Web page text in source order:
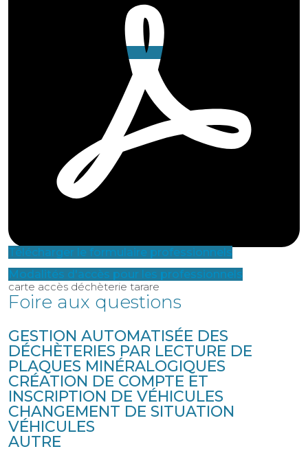
CULTURE,
Télécharger le formulaire professionnels
Modalités d'accès pour les professionnels
carte accès déchèterie tarare
Foire aux questions
GESTION AUTOMATISÉE DES
DÉCHÈTERIES PAR LECTURE DE
PLAQUES MINÉRALOGIQUES
CRÉATION DE COMPTE ET
INSCRIPTION DE VÉHICULES
CHANGEMENT DE SITUATION
VÉHICULES
AUTRE